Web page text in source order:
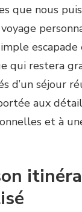
que nous
escapade
qui restera
d’un séjour
aux
et à